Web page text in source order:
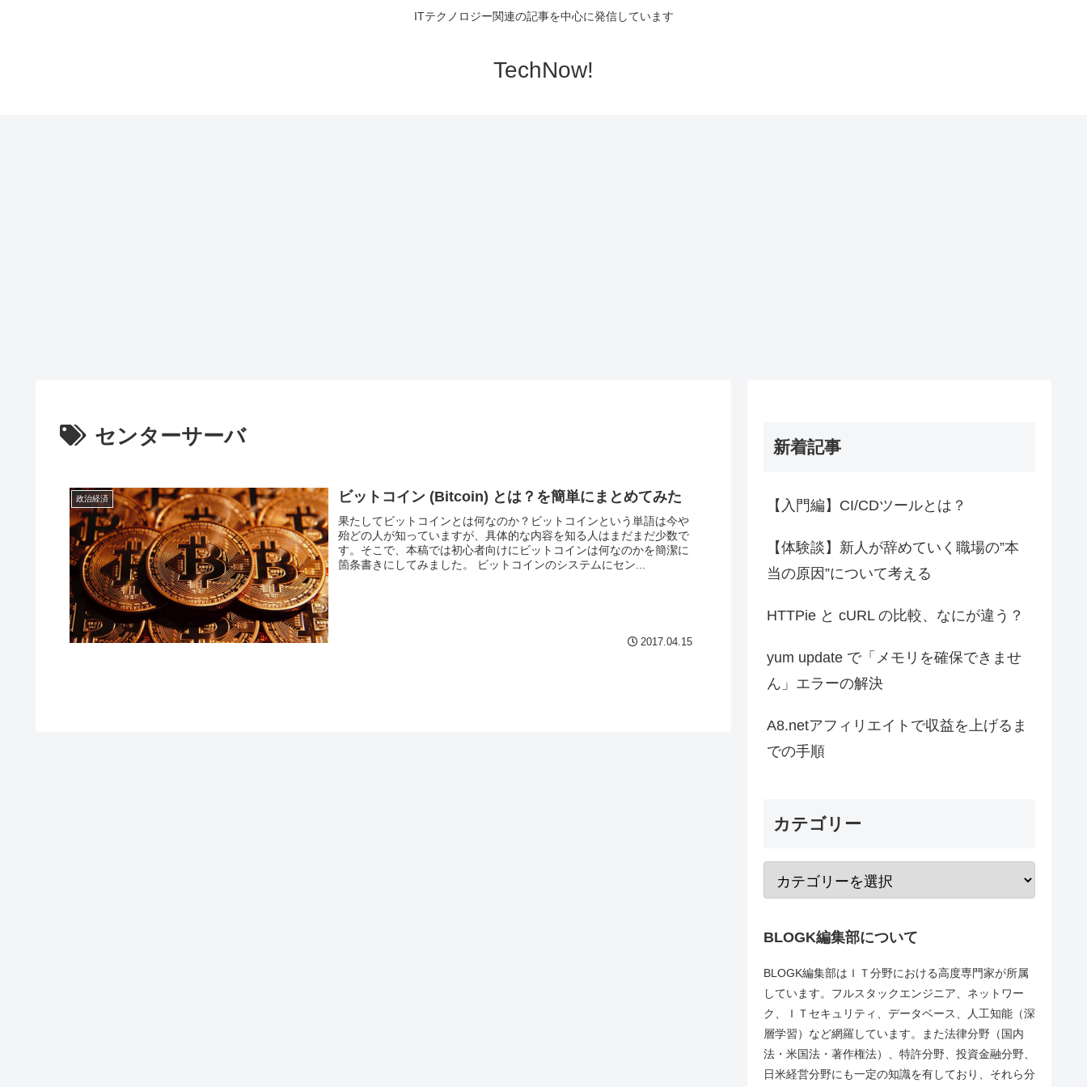
ITテクノロジー関連の記事を中心に発信しています
TechNow!
センターサーバ
政治経済 ビットコイン (Bitcoin) とは？を簡単にまとめてみた
果たしてビットコインとは何なのか？ビットコインという単語は今や
殆どの人が知っていますが、具体的な内容を知る人はまだまだ少数で
す。そこで、本稿では初心者向けにビットコインは何なのかを簡潔に
箇条書きにしてみました。 ビットコインのシステムにセン...
2017.04.15
新着記事
【入門編】CI/CDツールとは？
【体験談】新人が辞めていく職場の”本
当の原因”について考える
HTTPie と cURL の比較、なにが違う？
yum update で「メモリを確保できませ
ん」エラーの解決
A8.netアフィリエイトで収益を上げるま
での手順
カテゴリー
BLOGK編集部について
BLOGK編集部はＩＴ分野における高度専門家が所属
しています。フルスタックエンジニア、ネットワー
ク、ＩＴセキュリティ、データベース、人工知能（深
層学習）など網羅しています。また法律分野（国内
法・米国法・著作権法）、特許分野、投資金融分野、
日米経営分野にも一定の知識を有しており、それら分